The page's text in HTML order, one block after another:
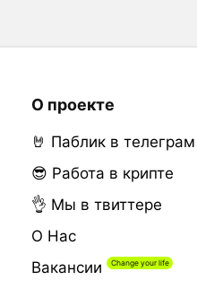
О проекте
🤘 Паблик в телеграм
😎 Работа в крипте
👌 Мы в твиттере
О Нас
Вакансии